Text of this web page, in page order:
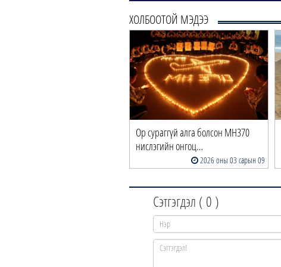
ХОЛБООТОЙ МЭДЭЭ
Ор сураггүй алга болсон MH370
нислэгийн онгоц…
2026 оны 03 сарын 09
Сэтгэгдэл ( 0 )